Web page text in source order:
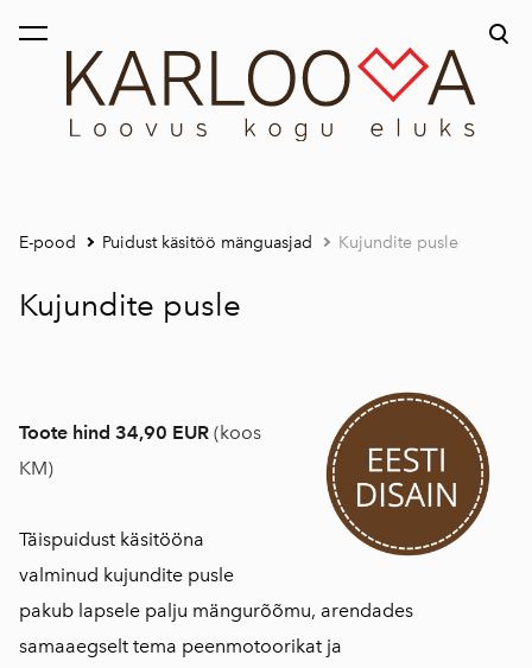
lisati ostukorvi.
E-pood Puidust käsitöö mänguasjad Kujundite pusle
Kujundite pusle
Toote hind 34,90 EUR (koos
KM)
Täispuidust käsitööna
valminud kujundite pusle
pakub lapsele palju mängurõõmu, arendades
samaaegselt tema peenmotoorikat ja